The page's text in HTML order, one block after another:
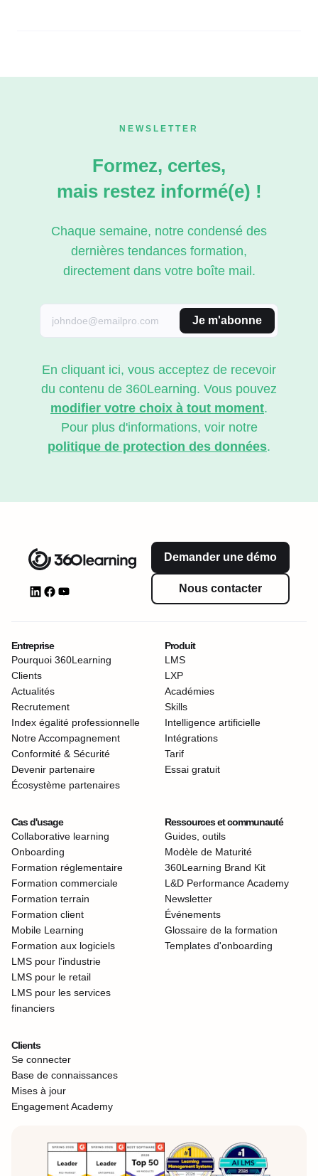
NEWSLETTER
Formez, certes,
mais restez informé(e) !
Chaque semaine, notre condensé des
dernières tendances formation,
directement dans votre boîte mail.
Je m'abonne
En cliquant ici, vous acceptez de recevoir
du contenu de 360Learning. Vous pouvez
modifier votre choix à tout moment.
Pour plus d'informations, voir notre
politique de protection des données.
Demander une démo
Nous contacter
Entreprise
Pourquoi 360Learning
Clients
Actualités
Recrutement
Index égalité professionnelle
Notre Accompagnement
Conformité & Sécurité
Devenir partenaire
Écosystème partenaires
Produit
LMS
LXP
Académies
Skills
Intelligence artificielle
Intégrations
Tarif
Essai gratuit
Cas d'usage
Collaborative learning
Onboarding
Formation réglementaire
Formation commerciale
Formation terrain
Formation client
Mobile Learning
Formation aux logiciels
LMS pour l'industrie
LMS pour le retail
LMS pour les services
financiers
Ressources et communauté
Guides, outils
Modèle de Maturité
360Learning Brand Kit
L&D Performance Academy
Newsletter
Événements
Glossaire de la formation
Templates d'onboarding
Clients
Se connecter
Base de connaissances
Mises à jour
Engagement Academy